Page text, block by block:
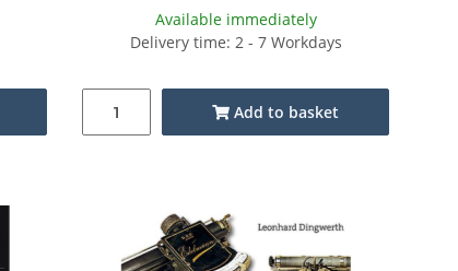
Available immediately
Delivery time: 2 - 7 Workdays
Add to basket